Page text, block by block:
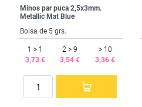
Minos par puca 2,5x3mm.
Metallic Mat Blue
Bolsa de 5 grs.
1 > 1
3,73 €
2 > 9
3,54 €
> 10
3,36 €